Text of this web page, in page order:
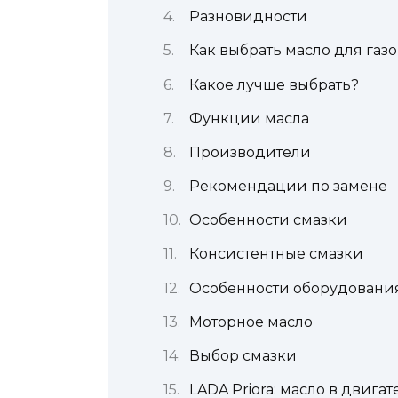
Разновидности
Как выбрать масло для
Какое лучше выбрать?
Функции масла
Производители
Рекомендации по замене
Особенности смазки
Консистентные смазки
Особенности
Моторное масло
Выбор смазки
LADA Priora: масло в